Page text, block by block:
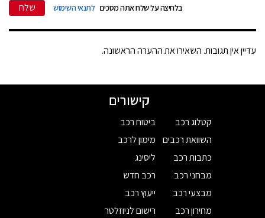
בלחיצה על שלח אתה מסכים לתנאי השימוש שלח
עדיין אין תגובות. השאירו את ההערה הראשונה.
קישורים
קטלוג רכב
השוואת רכבים
כתבות רכב
מבחני רכב
מבצעי רכב
מחירון רכב
ביטוח רכב
מימון לרכב
ליסינג
רכב חדש
ייעוץ רכב
רישום לניוזלטר